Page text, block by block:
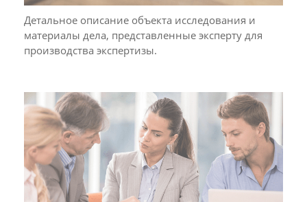
Детальное описание объекта исследования и
материалы дела, представленные эксперту для
производства экспертизы.